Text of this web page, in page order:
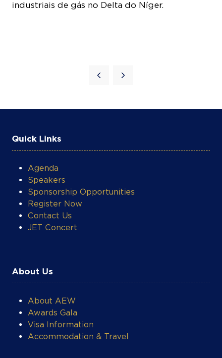
Speakers
Sponsorship Opportunities
Register Now
Contact Us
JET Concert
Awards Gala
Visa Information
Accommodation & Travel
COOKIE SETTINGS